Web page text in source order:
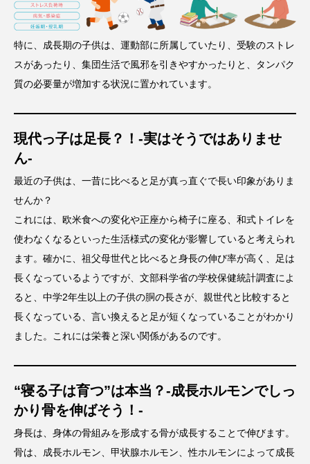
特に、成長期の子供は、運動部に所属していたり、受験のストレ
スがあったり、集団生活で風邪を引きやすかったりと、タンパク
質の必要量が増加する状況に置かれています。
現代っ子は足長？！-実はそうではありませ
ん-
最近の子供は、一昔に比べると足が真っ直ぐで長い印象がありま
せんか？
これには、欧米食への変化や正座から椅子に座る、和式トイレを
使わなくなるといった生活様式の変化が影響していると考えられ
ます。確かに、祖父母世代と比べると身長の伸び率が高く、足は
長くなっているようですが、文部科学省の学校保健統計調査によ
ると、中学2年生以上の子供の胴の長さが、親世代と比較すると
長くなっている、言い換えると足が短くなっていることがわかり
ました。これには栄養と深い関係があるのです。
“寝る子は育つ”は本当？-成長ホルモンでしっ
かり骨を伸ばそう！-
身長は、身体の骨組みを形成する骨が成長することで伸びます。
骨は、成長ホルモン、甲状腺ホルモン、性ホルモンによって成長